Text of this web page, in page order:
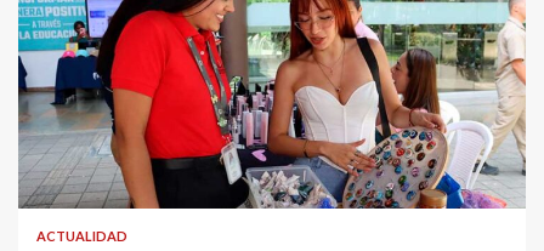
ACTUALIDAD